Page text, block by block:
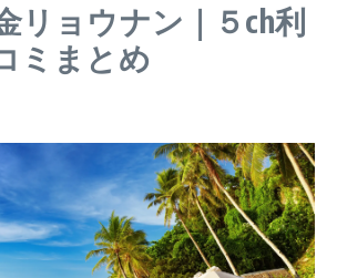
リョウナン｜５ch利
ミまとめ